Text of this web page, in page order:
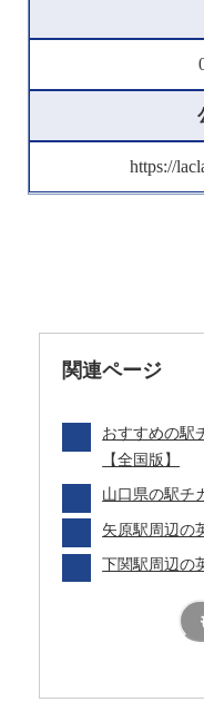
https://
関連ページ
おすすめの駅
【全国版】
山口県の駅チ
矢原駅周辺の
下関駅周辺の